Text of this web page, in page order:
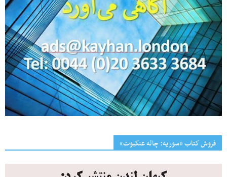
فروش کتاب «سوریه: چاله عنکبوت»